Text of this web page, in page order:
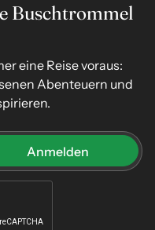
Buschtrommel
eine Reise voraus:
Abenteuern und